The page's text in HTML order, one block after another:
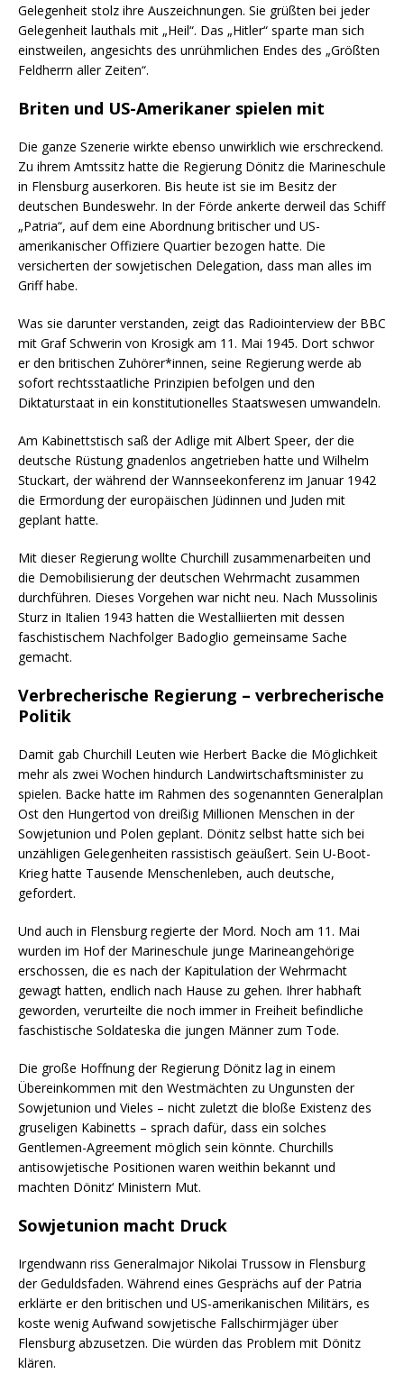
Gelegenheit stolz ihre Auszeichnungen. Sie grüßten bei jeder
Gelegenheit lauthals mit „Heil“. Das „Hitler“ sparte man sich
einstweilen, angesichts des unrühmlichen Endes des „Größten
Feldherrn aller Zeiten“.
Briten und US-Amerikaner spielen mit
Die ganze Szenerie wirkte ebenso unwirklich wie erschreckend.
Zu ihrem Amtssitz hatte die Regierung Dönitz die Marineschule
in Flensburg auserkoren. Bis heute ist sie im Besitz der
deutschen Bundeswehr. In der Förde ankerte derweil das Schiff
„Patria“, auf dem eine Abordnung britischer und US-
amerikanischer Offiziere Quartier bezogen hatte. Die
versicherten der sowjetischen Delegation, dass man alles im
Griff habe.
Was sie darunter verstanden, zeigt das Radiointerview der BBC
mit Graf Schwerin von Krosigk am 11. Mai 1945. Dort schwor
er den britischen Zuhörer*innen, seine Regierung werde ab
sofort rechtsstaatliche Prinzipien befolgen und den
Diktaturstaat in ein konstitutionelles Staatswesen umwandeln.
Am Kabinettstisch saß der Adlige mit Albert Speer, der die
deutsche Rüstung gnadenlos angetrieben hatte und Wilhelm
Stuckart, der während der Wannseekonferenz im Januar 1942
die Ermordung der europäischen Jüdinnen und Juden mit
geplant hatte.
Mit dieser Regierung wollte Churchill zusammenarbeiten und
die Demobilisierung der deutschen Wehrmacht zusammen
durchführen. Dieses Vorgehen war nicht neu. Nach Mussolinis
Sturz in Italien 1943 hatten die Westalliierten mit dessen
faschistischem Nachfolger Badoglio gemeinsame Sache
gemacht.
Verbrecherische Regierung – verbrecherische
Politik
Damit gab Churchill Leuten wie Herbert Backe die Möglichkeit
mehr als zwei Wochen hindurch Landwirtschaftsminister zu
spielen. Backe hatte im Rahmen des sogenannten Generalplan
Ost den Hungertod von dreißig Millionen Menschen in der
Sowjetunion und Polen geplant. Dönitz selbst hatte sich bei
unzähligen Gelegenheiten rassistisch geäußert. Sein U-Boot-
Krieg hatte Tausende Menschenleben, auch deutsche,
gefordert.
Und auch in Flensburg regierte der Mord. Noch am 11. Mai
wurden im Hof der Marineschule junge Marineangehörige
erschossen, die es nach der Kapitulation der Wehrmacht
gewagt hatten, endlich nach Hause zu gehen. Ihrer habhaft
geworden, verurteilte die noch immer in Freiheit befindliche
faschistische Soldateska die jungen Männer zum Tode.
Die große Hoffnung der Regierung Dönitz lag in einem
Übereinkommen mit den Westmächten zu Ungunsten der
Sowjetunion und Vieles – nicht zuletzt die bloße Existenz des
gruseligen Kabinetts – sprach dafür, dass ein solches
Gentlemen-Agreement möglich sein könnte. Churchills
antisowjetische Positionen waren weithin bekannt und
machten Dönitz‘ Ministern Mut.
Sowjetunion macht Druck
Irgendwann riss Generalmajor Nikolai Trussow in Flensburg
der Geduldsfaden. Während eines Gesprächs auf der Patria
erklärte er den britischen und US-amerikanischen Militärs, es
koste wenig Aufwand sowjetische Fallschirmjäger über
Flensburg abzusetzen. Die würden das Problem mit Dönitz
klären.